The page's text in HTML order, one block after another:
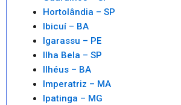
Hortolândia – SP
Ibicuí – BA
Igarassu – PE
Ilha Bela – SP
Ilhéus – BA
Imperatriz – MA
Ipatinga – MG